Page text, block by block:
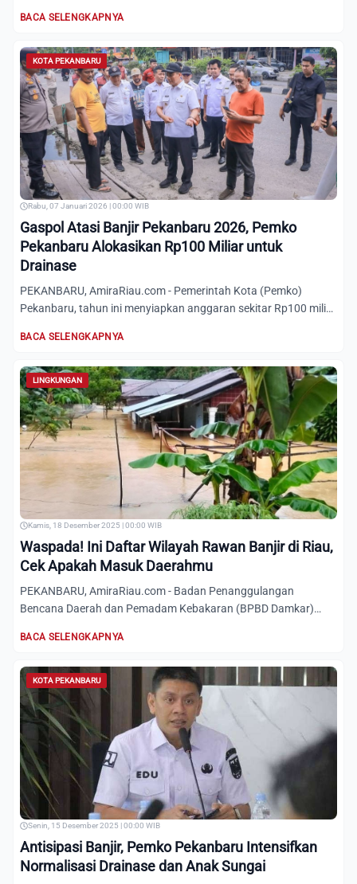
BACA SELENGKAPNYA
KOTA PEKANBARU
Rabu, 07 Januari 2026 | 00:00 WIB
Gaspol Atasi Banjir Pekanbaru 2026, Pemko
Pekanbaru Alokasikan Rp100 Miliar untuk
Drainase
PEKANBARU, AmiraRiau.com - Pemerintah Kota (Pemko)
Pekanbaru, tahun ini menyiapkan anggaran sekitar Rp100 miliar
BACA SELENGKAPNYA
LINGKUNGAN
Kamis, 18 Desember 2025 | 00:00 WIB
Waspada! Ini Daftar Wilayah Rawan Banjir di Riau,
Cek Apakah Masuk Daerahmu
PEKANBARU, AmiraRiau.com - Badan Penanggulangan
Bencana Daerah dan Pemadam Kebakaran (BPBD Damkar)
BACA SELENGKAPNYA
KOTA PEKANBARU
Senin, 15 Desember 2025 | 00:00 WIB
Antisipasi Banjir, Pemko Pekanbaru Intensifkan
Normalisasi Drainase dan Anak Sungai